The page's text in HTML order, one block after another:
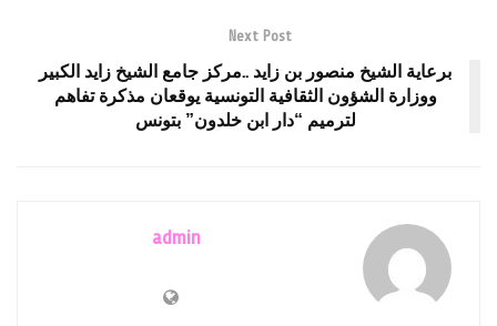
Next Post
برعاية الشيخ منصور بن زايد ..مركز جامع الشيخ زايد الكبير
ووزارة الشؤون الثقافية التونسية يوقعان مذكرة تفاهم
لترميم “دار ابن خلدون” بتونس
admin